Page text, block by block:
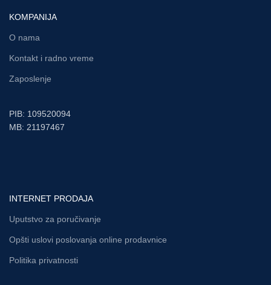
KOMPANIJA
O nama
Kontakt i radno vreme
Zaposlenje
PIB: 109520094
MB: 21197467
INTERNET PRODAJA
Uputstvo za poručivanje
Opšti uslovi poslovanja online prodavnice
Politika privatnosti